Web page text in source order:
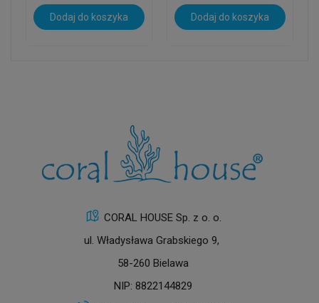
Dodaj do koszyka Dodaj do koszyka
CORAL HOUSE Sp. z o. o.
ul. Władysława Grabskiego 9,
58-260 Bielawa
NIP: 8822144829